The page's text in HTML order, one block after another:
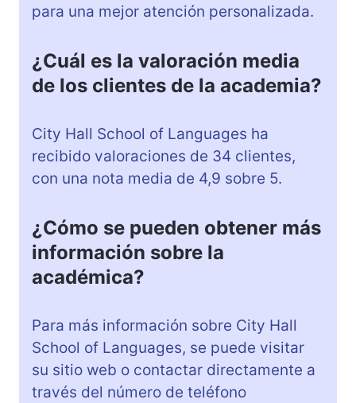
para una mejor atención personalizada.
¿Cuál es la valoración media
de los clientes de la academia?
City Hall School of Languages ha
recibido valoraciones de 34 clientes,
con una nota media de 4,9 sobre 5.
¿Cómo se pueden obtener más
información sobre la
académica?
Para más información sobre City Hall
School of Languages, se puede visitar
su sitio web o contactar directamente a
través del número de teléfono